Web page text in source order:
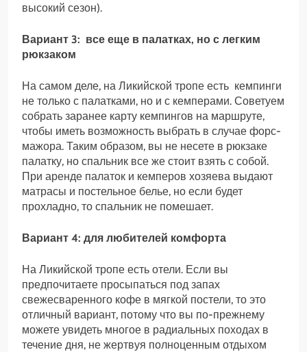
высокий сезон).
Вариант 3: все еще в палатках, но с легким
рюкзаком
На самом деле, на Ликийской тропе есть кемпинги
не только с палатками, но и с кемперами. Советуем
собрать заранее карту кемпингов на маршруте,
чтобы иметь возможность выбрать в случае форс-
мажора. Таким образом, вы не несете в рюкзаке
палатку, но спальник все же стоит взять с собой.
При аренде палаток и кемперов хозяева выдают
матрасы и постельное белье, но если будет
прохладно, то спальник не помешает.
Вариант 4: для любителей комфорта
На Ликийской тропе есть отели. Если вы
предпочитаете просыпаться под запах
свежесваренного кофе в мягкой постели, то это
отличный вариант, потому что вы по-прежнему
можете увидеть многое в радиальных походах в
течение дня, не жертвуя полноценным отдыхом